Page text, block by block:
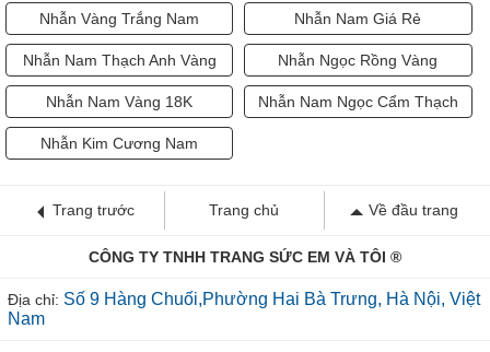
Nhẫn Vàng Trắng Nam Nhẫn Nam Giá Rẻ
Nhẫn Nam Thạch Anh Vàng Nhẫn Ngọc Rồng Vàng
Nhẫn Nam Vàng 18K Nhẫn Nam Ngọc Cẩm Thạch
Nhẫn Kim Cương Nam
Trang trước Trang chủ Về đầu trang
CÔNG TY TNHH TRANG SỨC EM VÀ TÔI ®
Địa chỉ: Số 9 Hàng Chuối,Phường Hai Bà Trưng, Hà Nội, Việt
Nam